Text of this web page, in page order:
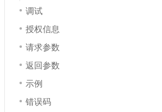
调试
授权信息
请求参数
返回参数
示例
错误码
语音识别与合成
Qwen3-TTS-Flash
短信服务
大数据开发治理平台 DataWorks
漫剧工坊：一站式动画创作平台
快速生产连贯的高质量长漫剧
10 分钟搭建微信、支付宝小程序
高效部署网站，快速应用到小程序
AI 实训营
从基础到进阶，Agent 创客手把手教你
创新加速
覆盖90%+业务场景，专享组合折扣价
公司注册
上云迁移
代维服务
合作伙伴培训与认证
查询合作伙伴
登录合作伙伴管理后台
镜像站
我要反馈
我要建议
我要投诉